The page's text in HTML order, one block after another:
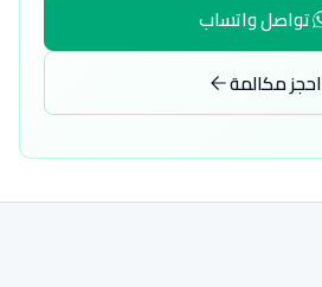
تواصل واتساب
احجز مكالمة